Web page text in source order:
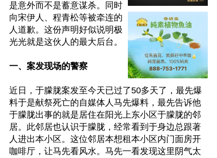
是意外而不是蓄意谋杀。同时
向宋伊人、程青松等被牵连的
人道歉。这份声明好似说明极
光光就是这伙人的最大后台。
一、案发现场的警察
近日，于朦胧案发至今天已过了50多天了，最先爆
料于是献祭死亡的自媒体人马先爆料，最先告诉他
于朦胧出事的就是居住在阳光上东小区于朦胧的邻
居。此邻居也认识于朦胧，经常看到于身边总跟著
人进出本小区。这位邻居本想租本小区内门面房开
咖啡厅，让马先看风水。马先一看发现这里阴气太